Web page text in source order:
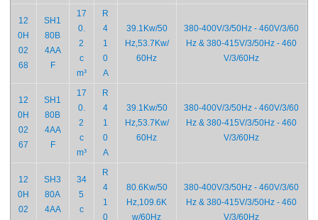
12
0H
02
68
SH1
80B
4AA
F
17
0.
2
c
m³
R
4
1
0
A
39.1Kw/50
Hz,53.7Kw/
60Hz
380-400V/3/50Hz - 460V/3/60
Hz & 380-415V/3/50Hz - 460
V/3/60Hz
12
0H
02
67
SH1
80B
4AA
F
17
0.
2
c
m³
R
4
1
0
A
39.1Kw/50
Hz,53.7Kw/
60Hz
380-400V/3/50Hz - 460V/3/60
Hz & 380-415V/3/50Hz - 460
V/3/60Hz
12
0H
02
SH3
80A
4AA
34
5
c
R
4
1
0
80.6Kw/50
Hz,109.6K
w/60Hz
380-400V/3/50Hz - 460V/3/60
Hz & 380-415V/3/50Hz - 460
V/3/60Hz